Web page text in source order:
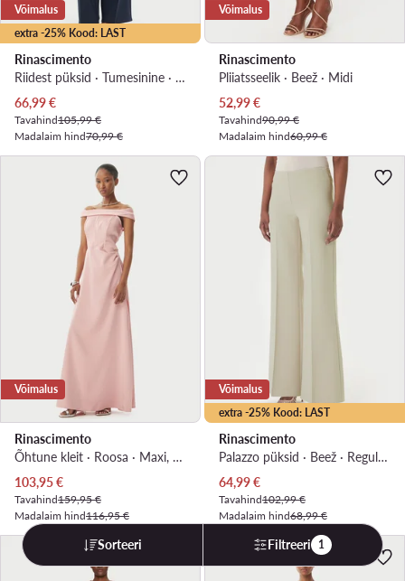
extra -25% Kood: LAST
Võimalus
Rinascimento
Riidest püksid · Tumesinine · Slim Fit
Praegune hind
66,99€
Tavahind105,99 €
Madalaim hind70,99 €
Võimalus
Rinascimento
Pliiatsseelik · Beež · Midi
Praegune hind
52,99€
Tavahind90,99 €
Madalaim hind60,99 €
Võimalus
Rinascimento
Õhtune kleit · Roosa · Maxi, Asümmeetriline
Praegune hind
103,95€
Tavahind159,95 €
Madalaim hind116,95 €
extra -25% Kood: LAST
Võimalus
Rinascimento
Palazzo püksid · Beež · Regular Fit
Praegune hind
64,99€
Tavahind102,99 €
Madalaim hind68,99 €
Sorteeri Filtreeri 1